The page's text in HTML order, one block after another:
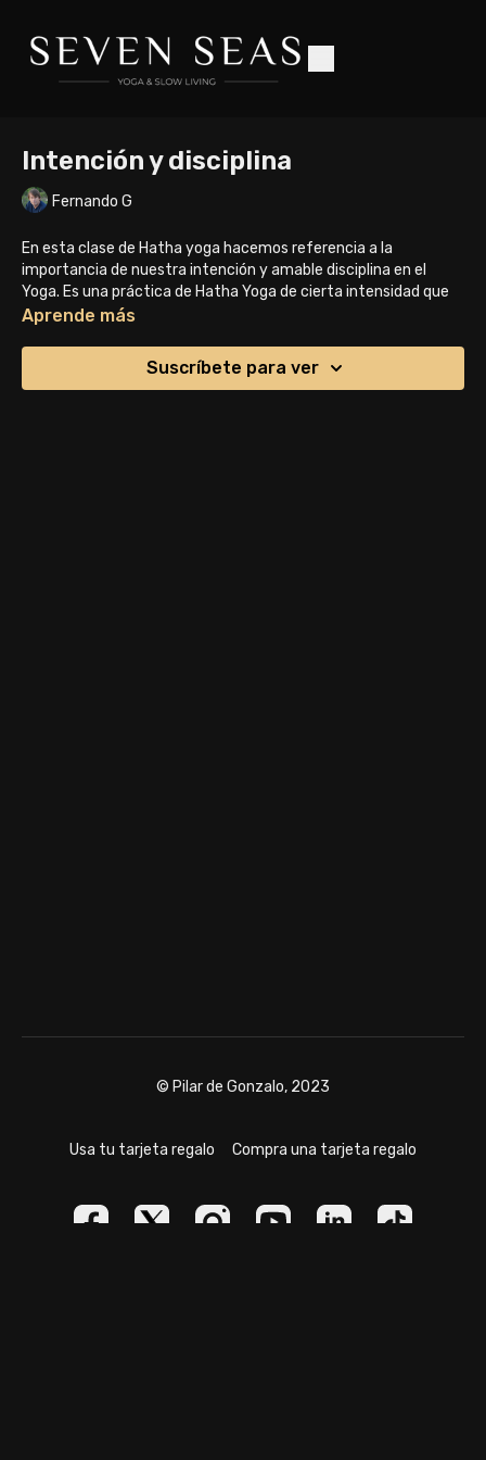
Intención y disciplina
Fernando G
En esta clase de Hatha yoga hacemos referencia a la
importancia de nuestra intención y amable disciplina en el
Yoga. Es una práctica de Hatha Yoga de cierta intensidad que
se combina con asanas Yin al inicio y final de la clase.
Gracias por acompañarnos!
Aprende más
Suscríbete para ver
© Pilar de Gonzalo, 2023
Usa tu tarjeta regalo Compra una tarjeta regalo